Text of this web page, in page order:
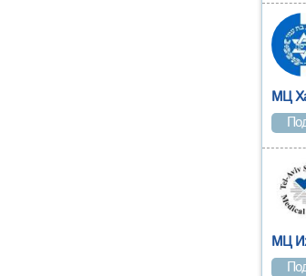
МЦ
МЦ